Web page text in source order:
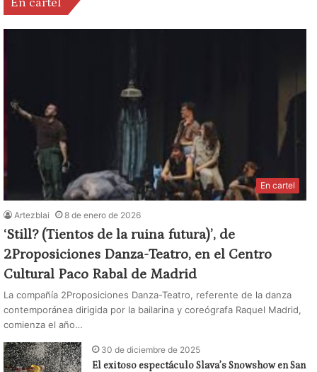
En cartel
En cartel
Artezblai 8 de enero de 2026
‘Still? (Tientos de la ruina futura)’, de
2Proposiciones Danza-Teatro, en el Centro
Cultural Paco Rabal de Madrid
La compañía 2Proposiciones Danza-Teatro, referente de la danza
contemporánea dirigida por la bailarina y coreógrafa Raquel Madrid,
comienza el año…
30 de diciembre de 2025
El exitoso espectáculo Slava’s Snowshow en San